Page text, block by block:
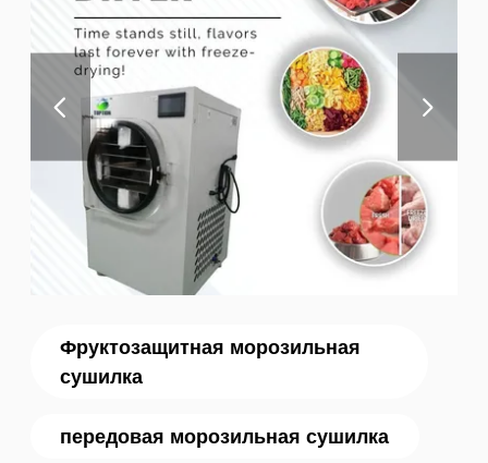
Фруктозащитная морозильная
сушилка
передовая морозильная сушилка